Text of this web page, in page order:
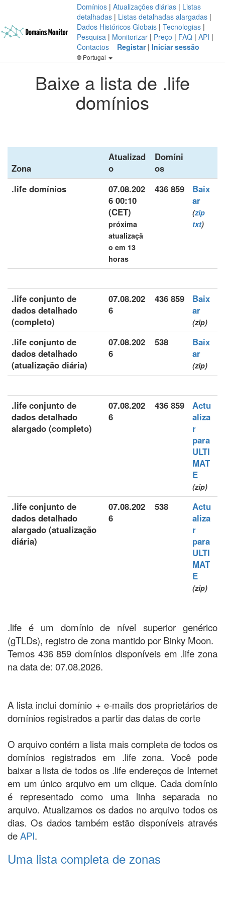
Domínios | Atualizações diárias | Listas
detalhadas | Listas detalhadas alargadas |
Dados Históricos Globais | Tecnologias |
Pesquisa | Monitorizar | Preço | FAQ | API |
Contactos
Registar| Iniciar sessão
Portugal
Baixe a lista de .life
domínios
Zona
Atualizad
o
Domíni
os
.life domínios
07.08.202
6 00:10
(CET)
próxima
atualizaçã
o em 13
horas
436 859
Baix
ar
(zip
txt)
.life conjunto de
dados detalhado
(completo)
07.08.202
6
436 859
Baix
ar
(zip)
.life conjunto de
dados detalhado
(atualização diária)
07.08.202
6
538
Baix
ar
(zip)
.life conjunto de
dados detalhado
alargado (completo)
07.08.202
6
436 859
Actu
aliza
r
para
ULTI
MAT
E
(zip)
.life conjunto de
dados detalhado
alargado (atualização
diária)
07.08.202
6
538
Actu
aliza
r
para
ULTI
MAT
E
(zip)
.life é um domínio de nível superior genérico
(gTLDs), registro de zona mantido por Binky Moon.
Temos 436 859 domínios disponíveis em .life zona
na data de: 07.08.2026.
A lista inclui domínio + e-mails dos proprietários de
domínios registrados a partir das datas de corte
O arquivo contém a lista mais completa de todos os
domínios registrados em .life zona. Você pode
baixar a lista de todos os .life endereços de Internet
em um único arquivo em um clique. Cada domínio
é representado como uma linha separada no
arquivo. Atualizamos os dados no arquivo todos os
dias. Os dados também estão disponíveis através
deAPI.
Uma lista completa de zonas